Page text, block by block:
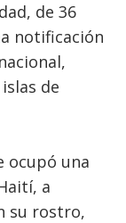
de 36
notificación
de
ocupó una
a
su rostro,